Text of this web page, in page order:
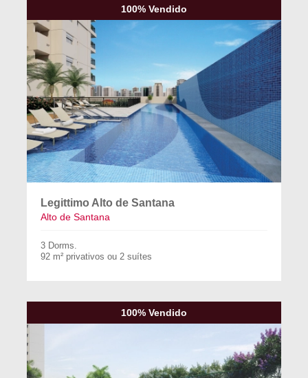
100% Vendido
Legittimo Alto de Santana
Alto de Santana
3 Dorms.
92 m² privativos ou 2 suítes
100% Vendido